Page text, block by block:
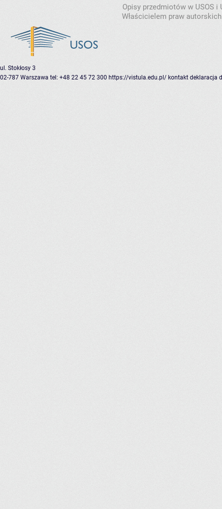
Opisy przedmiotów w USOS
Właścicielem praw
ul. Stokłosy 3
02-787 Warszawa tel: +48 22 45 72 300 https://vistula.edu.pl/ kontakt deklaracja